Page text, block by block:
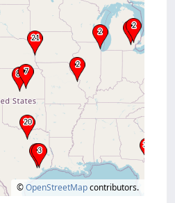
©OpenStreetMapcontributors.